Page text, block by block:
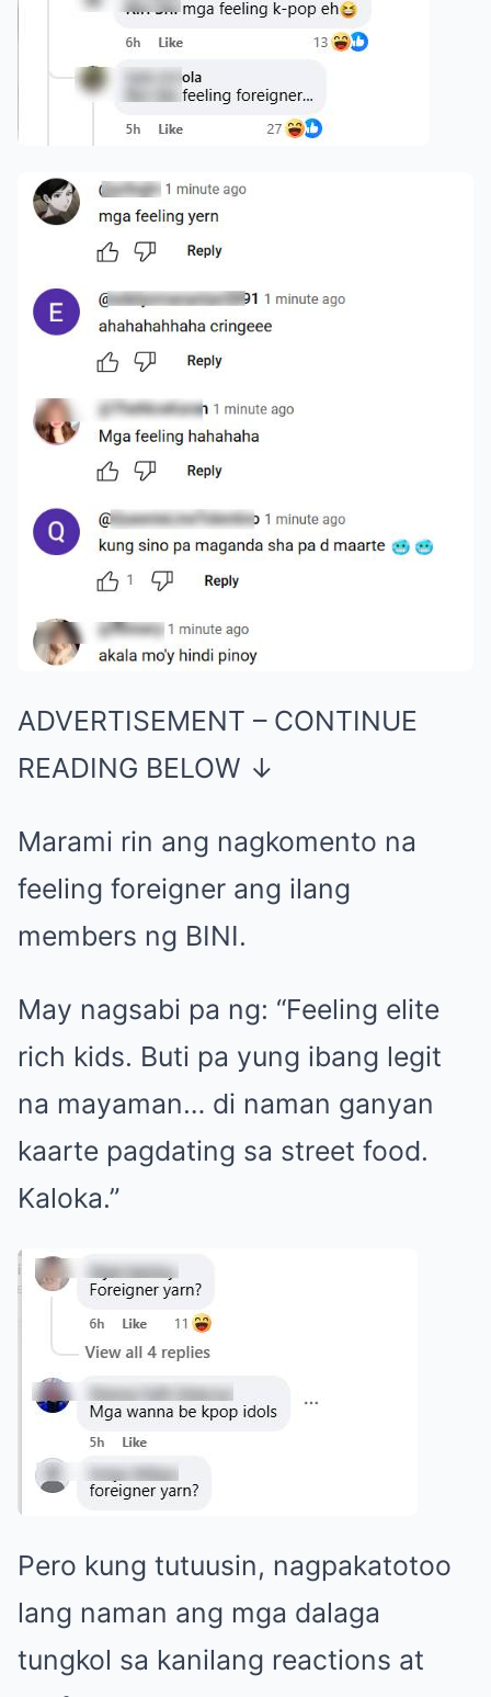
ADVERTISEMENT – CONTINUE
READING BELOW ↓
Marami rin ang nagkomento na
feeling foreigner ang ilang
members ng BINI.
May nagsabi pa ng: “Feeling elite
rich kids. Buti pa yung ibang legit
na mayaman… di naman ganyan
kaarte pagdating sa street food.
Kaloka.”
Pero kung tutuusin, nagpakatotoo
lang naman ang mga dalaga
tungkol sa kanilang reactions at